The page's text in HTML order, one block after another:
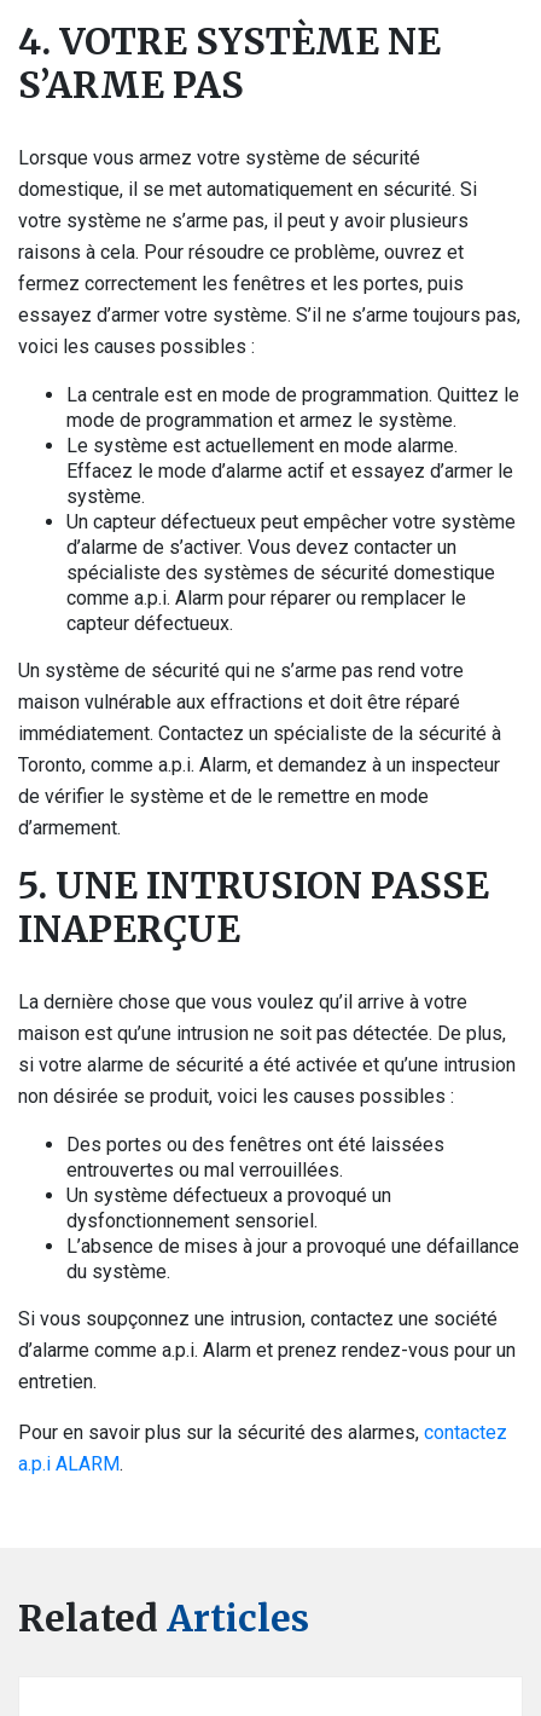
4. VOTRE SYSTÈME NE
S’ARME PAS
Lorsque vous armez votre système de sécurité
domestique, il se met automatiquement en sécurité. Si
votre système ne s’arme pas, il peut y avoir plusieurs
raisons à cela. Pour résoudre ce problème, ouvrez et
fermez correctement les fenêtres et les portes, puis
essayez d’armer votre système. S’il ne s’arme toujours pas,
voici les causes possibles :
La centrale est en mode de programmation. Quittez le
mode de programmation et armez le système.
Le système est actuellement en mode alarme.
Effacez le mode d’alarme actif et essayez d’armer le
système.
Un capteur défectueux peut empêcher votre système
d’alarme de s’activer. Vous devez contacter un
spécialiste des systèmes de sécurité domestique
comme a.p.i. Alarm pour réparer ou remplacer le
capteur défectueux.
Un système de sécurité qui ne s’arme pas rend votre
maison vulnérable aux effractions et doit être réparé
immédiatement. Contactez un spécialiste de la sécurité à
Toronto, comme a.p.i. Alarm, et demandez à un inspecteur
de vérifier le système et de le remettre en mode
d’armement.
5. UNE INTRUSION PASSE
INAPERÇUE
La dernière chose que vous voulez qu’il arrive à votre
maison est qu’une intrusion ne soit pas détectée. De plus,
si votre alarme de sécurité a été activée et qu’une intrusion
non désirée se produit, voici les causes possibles :
Des portes ou des fenêtres ont été laissées
entrouvertes ou mal verrouillées.
Un système défectueux a provoqué un
dysfonctionnement sensoriel.
L’absence de mises à jour a provoqué une défaillance
du système.
Si vous soupçonnez une intrusion, contactez une société
d’alarme comme a.p.i. Alarm et prenez rendez-vous pour un
entretien.
Pour en savoir plus sur la sécurité des alarmes, contactez
a.p.i ALARM.
Related Articles